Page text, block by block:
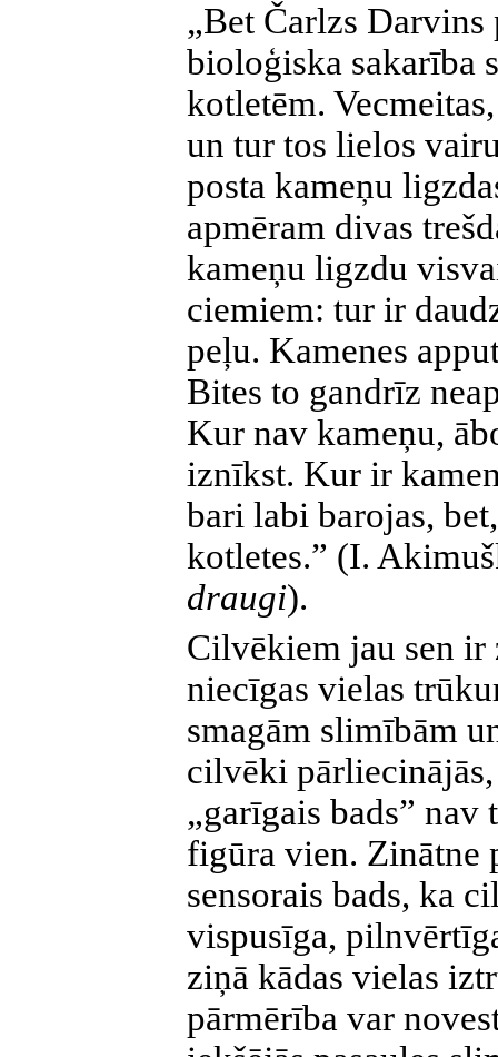
„Bet Čarlzs Darvins
bioloģiska sakarība
kotletēm.
un tur tos lielos
posta kameņu
apmēram divas
kameņu ligzdu
ciemiem: tur ir
peļu. Kamenes
Bites to gandrīz
Kur nav kameņu,
iznīkst. Kur ir
bari labi barojas,
kotletes.” (I.
draugi).
Cilvēkiem jau sen ir
niecīgas vielas
smagām slimībām
cilvēki
„garīgais bads”
figūra vien. Zinātne
sensorais bads, ka
vispusīga,
ziņā kādas vielas
pārmērība var